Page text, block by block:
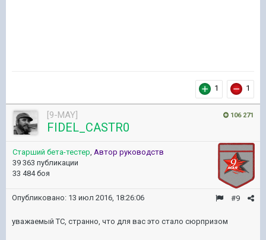
1 1
106 271
[9-MAY]
FIDEL_CASTR0
Старший бета-тестер, Автор руководств
39 363 публикации
33 484 боя
#9
Опубликовано: 13 июл 2016, 18:26:06
уважаемый ТС, странно, что для вас это стало сюрпризом